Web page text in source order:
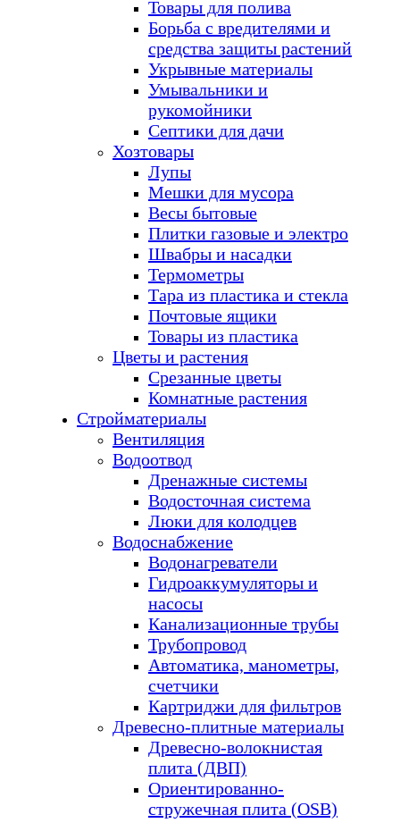
Товары для полива
Борьба с вредителями и
средства защиты растений
Укрывные материалы
Умывальники и
рукомойники
Септики для дачи
Хозтовары
Лупы
Мешки для мусора
Весы бытовые
Плитки газовые и электро
Швабры и насадки
Термометры
Тара из пластика и стекла
Почтовые ящики
Товары из пластика
Цветы и растения
Срезанные цветы
Комнатные растения
Стройматериалы
Вентиляция
Водоотвод
Дренажные системы
Водосточная система
Люки для колодцев
Водоснабжение
Водонагреватели
Гидроаккумуляторы и
насосы
Канализационные трубы
Трубопровод
Автоматика, манометры,
счетчики
Картриджи для фильтров
Древесно-плитные материалы
Древесно-волокнистая
плита (ДВП)
Ориентированно-
стружечная плита (OSB)